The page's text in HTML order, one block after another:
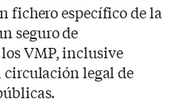
fichero específico de la
seguro de
VMP, inclusive
circulación legal de